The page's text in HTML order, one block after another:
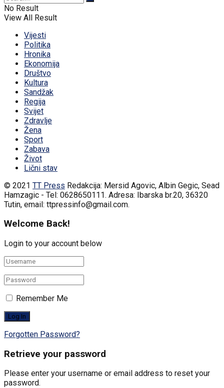
No Result
View All Result
Vijesti
Politika
Hronika
Ekonomija
Društvo
Kultura
Sandžak
Regija
Svijet
Zdravlje
Žena
Sport
Zabava
Život
Lični stav
© 2021 TT Press Redakcija: Mersid Agovic, Albin Gegic, Sead
Hamzagic - Tel: 0628650111. Adresa: Ibarska br.20, 36320
Tutin, email: ttpressinfo@gmail.com.
Welcome Back!
Login to your account below
Remember Me
Forgotten Password?
Retrieve your password
Please enter your username or email address to reset your
password.